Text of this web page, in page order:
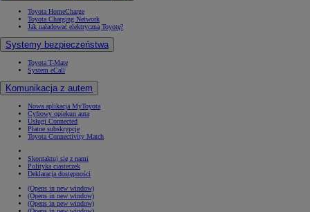
Toyota HomeCharge
Toyota Charging Network
Jak naładować elektryczną Toyotę?
Systemy bezpieczeństwa
Toyota T-Mate
System eCall
Komunikacja z autem
Nowa aplikacja MyToyota
Cyfrowy opiekun auta
Usługi Connected
Płatne subskrypcje
Toyota Connectivity Match
Skontaktuj się z nami
Polityka ciasteczek
Deklaracja dostępności
(Opens in new window)
(Opens in new window)
(Opens in new window)